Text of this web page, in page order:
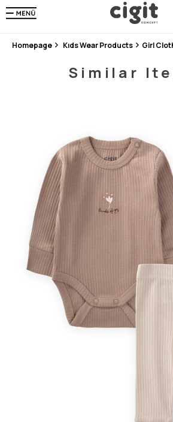
En Uygun Fiyat Garantisi !
300₺ ve Üzeri Alışverişlerde Kargo
Homepage Kıds Wear Products Girl
Similar